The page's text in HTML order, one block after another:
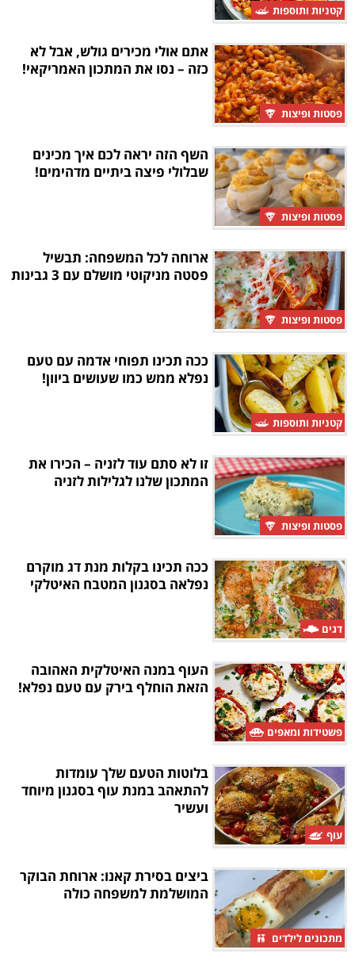
קטניות ותוספות
פסטות ופיצות
אתם אולי מכירים גולש, אבל לא
כזה – נסו את המתכון האמריקאי!
פסטות ופיצות
השף הזה יראה לכם איך מכינים
שבלולי פיצה ביתיים מדהימים!
פסטות ופיצות
ארוחה לכל המשפחה: תבשיל
פסטה מניקוטי מושלם עם 3 גבינות
קטניות ותוספות
ככה תכינו תפוחי אדמה עם טעם
נפלא ממש כמו שעושים ביוון!
פסטות ופיצות
זו לא סתם עוד לזניה – הכירו את
המתכון שלנו לגלילות לזניה
דגים
ככה תכינו בקלות מנת דג מוקרם
נפלאה בסגנון המטבח האיטלקי
פשטידות ומאפים
העוף במנה האיטלקית האהובה
הזאת הוחלף בירק עם טעם נפלא!
עוף
בלוטות הטעם שלך עומדות
להתאהב במנת עוף בסגנון מיוחד
ועשיר
מתכונים לילדים
ביצים בסירת קאנו: ארוחת הבוקר
המושלמת למשפחה כולה